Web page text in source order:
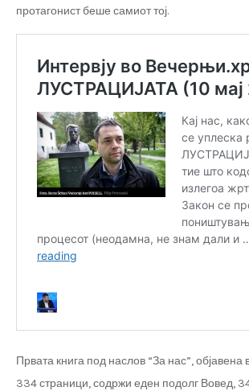
протагонист беше самиот тој.
Првата книга под наслов “За нас”,
334 страници, содржи еден подолг Вовед,